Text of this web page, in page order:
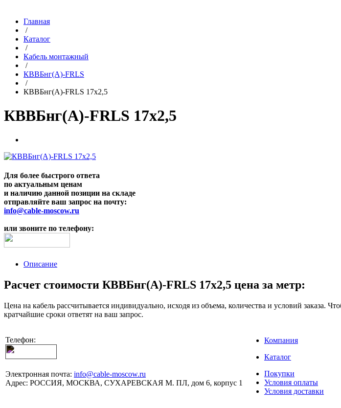
Главная
/
Каталог
/
Кабель монтажный
/
КВВБнг(A)-FRLS
/
КВВБнг(A)-FRLS 17х2,5
КВВБнг(A)-FRLS 17х2,5
Для более быстрого ответа
по актуальным ценам
и наличию данной позиции на складе
отправляйте ваш запрос на почту:
info@cable-moscow.ru
или звоните по телефону:
Описание
Расчет стоимости КВВБнг(A)-FRLS 17х2,5 цена за метр:
Цена на кабель рассчитывается индивидуально, исходя из объема, количества и условий заказа.
кратчайшие сроки ответят на ваш запрос.
Телефон:
Электронная почта: info@cable-moscow.ru
Адрес: РОССИЯ, МОСКВА, СУХАРЕВСКАЯ М. ПЛ, дом 6, корпус 1
Компания
Каталог
Покупки
Условия оплаты
Условия доставки